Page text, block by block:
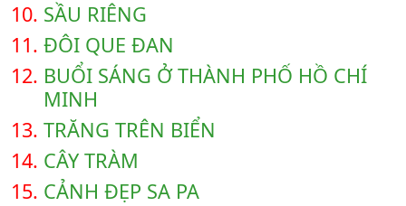
10. SẦU RIÊNG
11. ĐÔI QUE ĐAN
12. BUỔI SÁNG Ở THÀNH PHỐ HỒ CHÍ
MINH
13. TRĂNG TRÊN BIỂN
14. CÂY TRÀM
15. CẢNH ĐẸP SA PA